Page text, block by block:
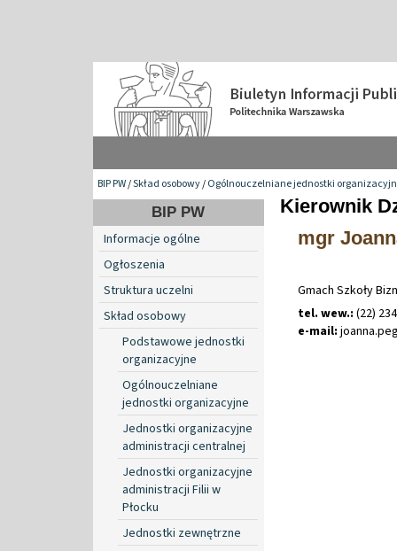
BIP PW/Skład osobowy/Ogólnouczelniane jednostki
BIP PW
Informacje ogólne
Ogłoszenia
Struktura uczelni
Skład osobowy
Podstawowe jednostki
organizacyjne
Ogólnouczelniane
jednostki organizacyjne
Jednostki organizacyjne
administracji centralnej
Jednostki organizacyjne
administracji Filii w
Płocku
Jednostki zewnętrzne
Kierownik
mgr
Gmach Szkoły
tel. wew.: (22)
e-mail: joanna.